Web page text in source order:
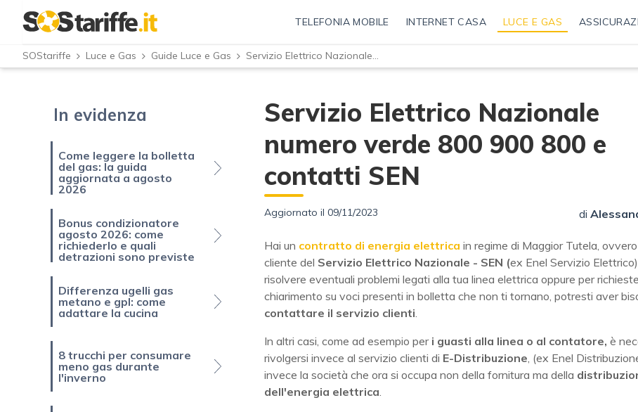
TELEFONIA MOBILE INTERNET CASA LUCE E GAS
SOStariffe Luce e Gas Guide Luce e Gas Servizio Elettrico Nazionale numero verde 800 900 800 e contatti SEN
In evidenza
Come leggere la bolletta
del gas: la guida
aggiornata a agosto
2026
Bonus condizionatore
agosto 2026: come
richiederlo e quali
detrazioni sono previste
Differenza ugelli gas
metano e gpl: come
adattare la cucina
8 trucchi per consumare
meno gas durante
l'inverno
Servizio Elettrico Nazionale
numero verde 800 900 800 e
contatti SEN
Aggiornato il 09/11/2023 di
Hai un contratto di energia elettrica in regime di Maggior Tutela,
cliente del Servizio Elettrico Nazionale - SEN (ex Enel Servizio
risolvere eventuali problemi legati alla tua linea elettrica oppure per
chiarimento su voci presenti in bolletta che non ti tornano, potresti aver
contattare il servizio clienti.
In altri casi, come ad esempio per i guasti alla linea o al contatore, è
rivolgersi invece al servizio clienti di E-Distribuzione, (ex Enel
invece la società che ora si occupa non della fornitura ma della
dell'energia elettrica.